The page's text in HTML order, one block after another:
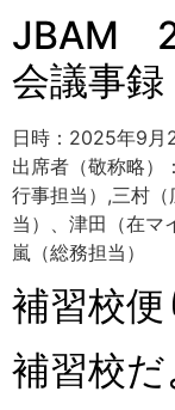
JBAM
会議事録
日時：2025年9月
出席者（敬称略）
行事担当）,三村
当）、津田（在
嵐（総務担当）
補習校
補習校